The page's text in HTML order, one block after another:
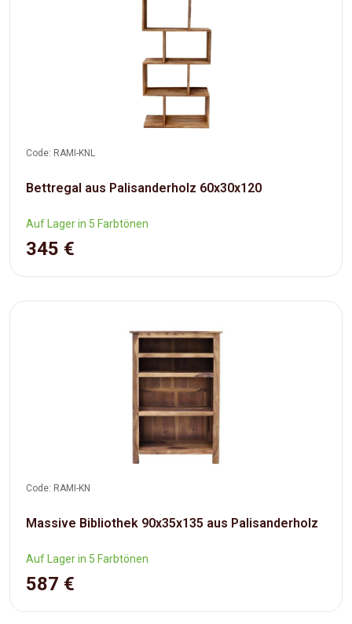
Code: RAMI-KNL
Bettregal aus Palisanderholz 60x30x120
Auf Lager in 5 Farbtönen
345 €
Code: RAMI-KN
Massive Bibliothek 90x35x135 aus Palisanderholz
Auf Lager in 5 Farbtönen
587 €